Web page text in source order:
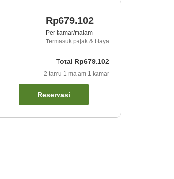
Rp679.102
Per kamar/malam
Termasuk pajak & biaya
Total Rp679.102
2 tamu 1 malam 1 kamar
Reservasi